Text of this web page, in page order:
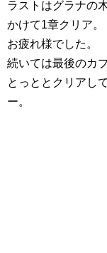
ラストはグラナの
かけて1章クリア。
お疲れ様でした。
続いては最後のカ
とっととクリアし
ー。